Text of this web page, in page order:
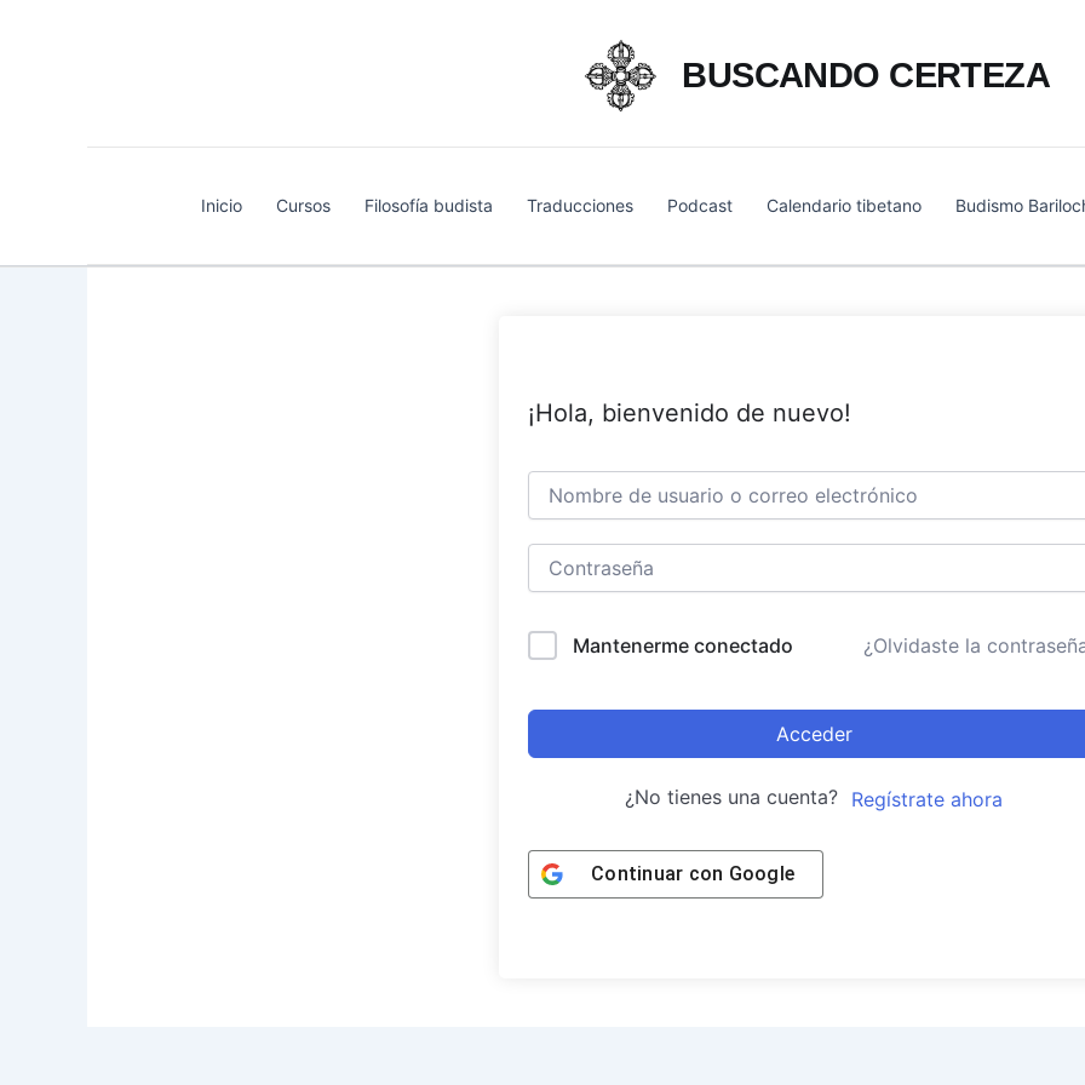
BUSCANDO CERTEZA
Inicio Cursos Filosofía budista Traducciones Podcast Calendario tibetano Budismo
¡Hola, bienvenido de nuevo!
Mantenerme conectado ¿Olvidaste la
Acceder
¿No tienes una cuenta? Regístrate ahora
Continuar con Google